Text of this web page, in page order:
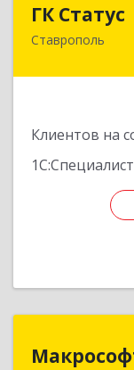
ГК Статус
Ставрополь
Клиентов на
1С:Специалист
355002,